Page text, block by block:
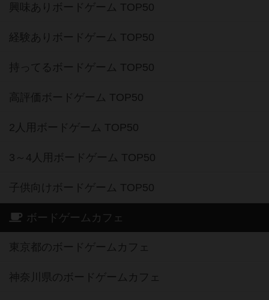
興味ありボードゲーム TOP50
経験ありボードゲーム TOP50
持ってるボードゲーム TOP50
高評価ボードゲーム TOP50
2人用ボードゲーム TOP50
3～4人用ボードゲーム TOP50
子供向けボードゲーム TOP50
ボードゲームカフェ
東京都のボードゲームカフェ
神奈川県のボードゲームカフェ